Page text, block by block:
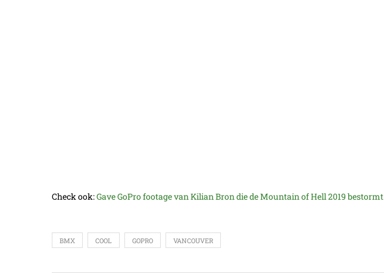
Check ook:Gave GoPro footage van Kilian Bron die de Mountain of Hell 2019 bestormt
BMX COOL GOPRO VANCOUVER